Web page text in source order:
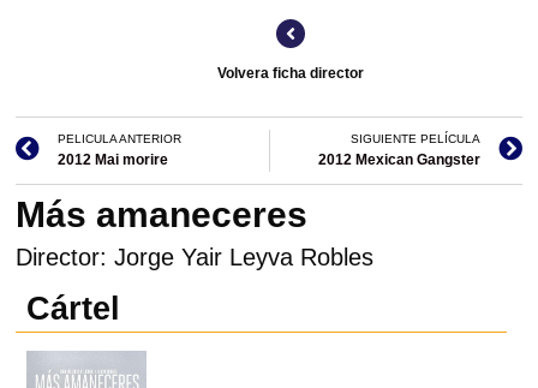
Volvera ficha director
PELICULA ANTERIOR
2012 Mai morire
SIGUIENTE PELÍCULA
2012 Mexican Gangster
Más amaneceres
Director: Jorge Yair Leyva Robles
Cártel